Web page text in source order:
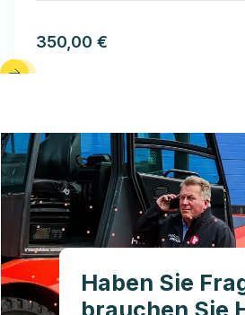
350,00 €
Haben Sie